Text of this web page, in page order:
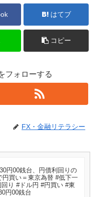
はてブ
コピー
フォローする
FX・金融リテラシー
円00銭台、円債利回りの
円買い＝東京為替 #低下一
り #ドル円 #円買い #東
円00銭台